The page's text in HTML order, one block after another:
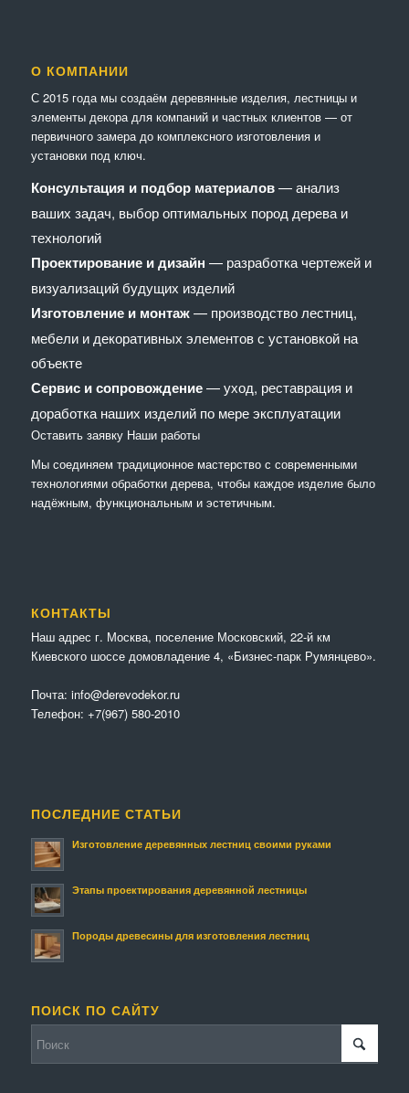
О КОМПАНИИ
С 2015 года мы создаём деревянные изделия, лестницы и
элементы декора для компаний и частных клиентов — от
первичного замера до комплексного изготовления и
установки под ключ.
Консультация и подбор материалов— анализ
ваших задач, выбор оптимальных пород дерева и
технологий
Проектирование и дизайн — разработка чертежей и
визуализаций будущих изделий
Изготовление и монтаж— производство лестниц,
мебели и декоративных элементов с установкой на
объекте
Сервис и сопровождение— уход, реставрация и
доработка наших изделий по мере эксплуатации
Оставить заявку Наши работы
Мы соединяем традиционное мастерство с современными
технологиями обработки дерева, чтобы каждое изделие было
надёжным, функциональным и эстетичным.
КОНТАКТЫ
Наш адрес г. Москва, поселение Московский, 22-й км
Киевского шоссе домовладение 4, «Бизнес-парк Румянцево».
Почта: info@derevodekor.ru
Телефон: +7(967) 580-2010
ПОСЛЕДНИЕ СТАТЬИ
Изготовление деревянных лестниц своими руками
Этапы проектирования деревянной лестницы
Породы древесины для изготовления лестниц
ПОИСК ПО САЙТУ